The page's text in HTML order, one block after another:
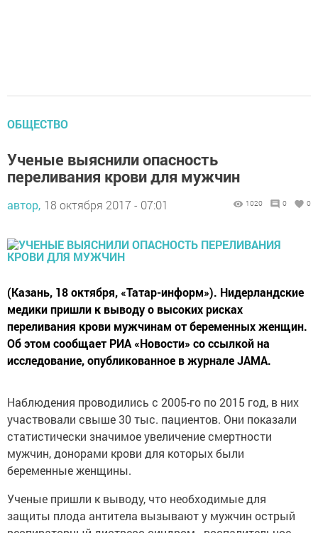
ОБЩЕСТВО
Ученые выяснили опасность
переливания крови для мужчин
автор, 18 октября 2017 - 07:01 1020 0 0
(Казань, 18 октября, «Татар-информ»). Нидерландские
медики пришли к выводу о высоких рисках
переливания крови мужчинам от беременных женщин.
Об этом сообщает РИА «Новости» со ссылкой на
исследование, опубликованное в журнале JAMA.
Наблюдения проводились с 2005-го по 2015 год, в них
участвовали свыше 30 тыс. пациентов. Они показали
статистически значимое увеличение смертности
мужчин, донорами крови для которых были
беременные женщины.
Ученые пришли к выводу, что необходимые для
защиты плода антитела вызывают у мужчин острый